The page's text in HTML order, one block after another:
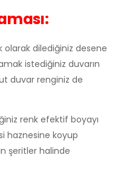
dilediğiniz desene
istediğiniz duvarın
duvar renginiz de
renk efektif boyayı
haznesine koyup
şeritler halinde